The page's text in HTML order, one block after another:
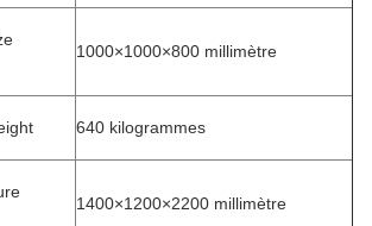
1000×1000×800 millimètre
640 kilogrammes
1400×1200×2200 millimètre